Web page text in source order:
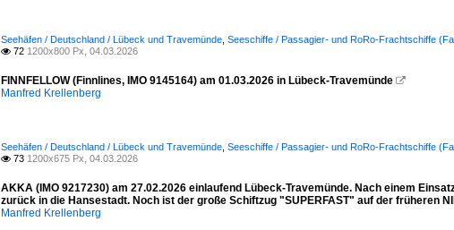
Seehäfen / Deutschland / Lübeck und Travemünde Seeschiffe / Passagier- und RoRo-Frachtschiffe
 72 1200x800 Px, 04.03.2026
FINNFELLOW (Finnlines, IMO 9145164) am 01.03.2026 in Lübeck-Travemünde 
Manfred Krellenberg
Seehäfen / Deutschland / Lübeck und Travemünde Seeschiffe / Passagier- und RoRo-Frachtschiffe
 73 1200x675 Px, 04.03.2026
AKKA (IMO 9217230) am 27.02.2026 einlaufend Lübeck-Travemünde. Nach einem
zurück in die Hansestadt. Noch ist der große Schiftzug "SUPERFAST" auf der früheren
Manfred Krellenberg